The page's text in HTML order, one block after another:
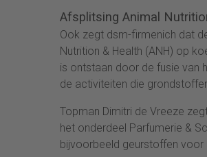
Afsplitsing Animal
Ook zegt dsm-firmenich dat
Nutrition & Health (ANH) op
is ontstaan door de fusie van
de activiteiten die
Topman Dimitri de Vreeze
het onderdeel Parfumerie &
bijvoorbeeld geurstoffen